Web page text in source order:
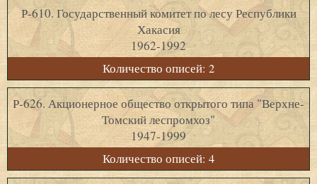
Р-610. Государственный комитет по лесу Республики
Хакасия
1962-1992
Количество описей: 2
Р-626. Акционерное общество открытого типа "Верхне-
Томский леспромхоз"
1947-1999
Количество описей: 4